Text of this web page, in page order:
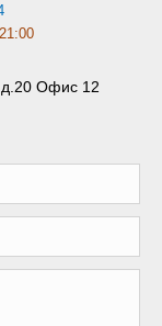
Офис 12